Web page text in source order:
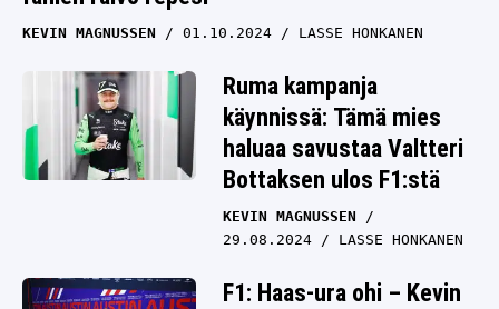
KEVIN MAGNUSSEN 01.10.2024 LASSE HONKANEN
Ruma kampanja
käynnissä: Tämä mies
haluaa savustaa Valtteri
Bottaksen ulos F1:stä
KEVIN MAGNUSSEN
29.08.2024
LASSE HONKANEN
F1: Haas-ura ohi – Kevin